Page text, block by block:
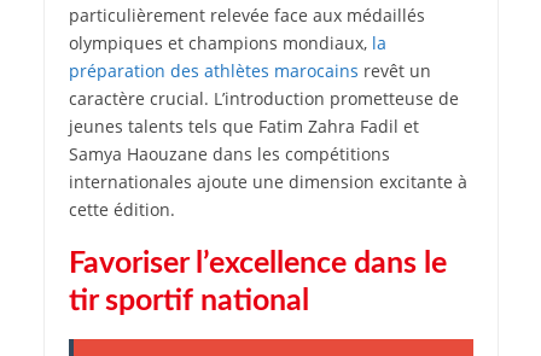
particulièrement relevée face aux médaillés
olympiques et champions mondiaux, la
préparation des athlètes marocains revêt un
caractère crucial. L’introduction prometteuse de
jeunes talents tels que Fatim Zahra Fadil et
Samya Haouzane dans les compétitions
internationales ajoute une dimension excitante à
cette édition.
Favoriser l’excellence dans le
tir sportif national